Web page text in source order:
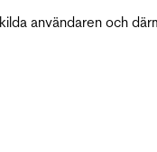
användaren och